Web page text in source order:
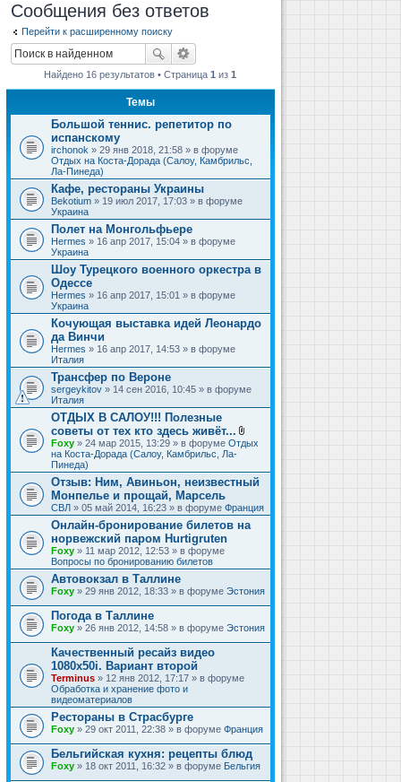
Сообщения без ответов
Перейти к расширенному поиску
Найдено 16 результатов • Страница1 из1
Темы
Большой теннис. репетитор по
испанскому
irchonok » 29 янв 2018, 21:58 » в форуме
Отдых на Коста-Дорада (Салоу, Камбрильс,
Ла-Пинеда)
Кафе, рестораны Украины
Bekotium » 19 июл 2017, 17:03 » в форуме
Украина
Полет на Монгольфьере
Hermes » 16 апр 2017, 15:04 » в форуме
Украина
Шоу Турецкого военного оркестра в
Одессе
Hermes » 16 апр 2017, 15:01 » в форуме
Украина
Кочующая выставка идей Леонардо
да Винчи
Hermes » 16 апр 2017, 14:53 » в форуме
Италия
Трансфер по Вероне
sergeykitov » 14 сен 2016, 10:45 » в форуме
Италия
ОТДЫХ В САЛОУ!!! Полезные
советы от тех кто здесь живёт...
В
л
ж
е
и
я
Foxy » 24 мар 2015, 13:29 » в форуме Отдых
на Коста-Дорада (Салоу, Камбрильс, Ла-
Пинеда)
Отзыв: Ним, Авиньон, неизвестный
Монпелье и прощай, Марсель
СВЛ » 05 май 2014, 16:23 » в форуме Франция
Онлайн-бронирование билетов на
норвежский паром Hurtigruten
Foxy » 11 мар 2012, 12:53 » в форуме
Вопросы по бронированию билетов
Автовокзал в Таллине
Foxy » 29 янв 2012, 18:33 » в форуме Эстония
Погода в Таллине
Foxy » 26 янв 2012, 14:58 » в форуме Эстония
Качественный ресайз видео
1080x50i. Вариант второй
Terminus » 12 янв 2012, 17:17 » в форуме
Обработка и хранение фото и
видеоматериалов
Рестораны в Страсбурге
Foxy » 29 окт 2011, 22:38 » в форуме Франция
Бельгийская кухня: рецепты блюд
Foxy » 18 окт 2011, 16:32 » в форуме Бельгия